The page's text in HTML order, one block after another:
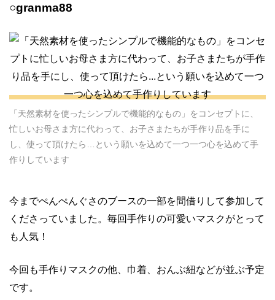
○granma88
「天然素材を使ったシンプルで機能的なもの」をコンセプトに、
忙しいお母さま方に代わって、お子さまたちが手作り品を手に
し、使って頂けたら…という願いを込めて一つ一つ心を込めて手
作りしています
今までぺんぺんぐさのブースの一部を間借りして参加して
くださっていました。毎回手作りの可愛いマスクがとって
も人気！
今回も手作りマスクの他、巾着、おんぶ紐などが並ぶ予定
です。